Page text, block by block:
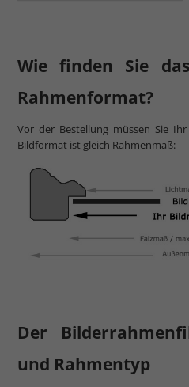
Wie finden Sie
Rahmenformat?
Vor der Bestellung müssen Sie
Bildformat ist gleich Rahmenmaß:
Der
und Rahmentyp